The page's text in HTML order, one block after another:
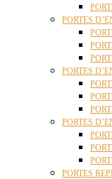
PORTES
PORTES
PORTES
PORTES